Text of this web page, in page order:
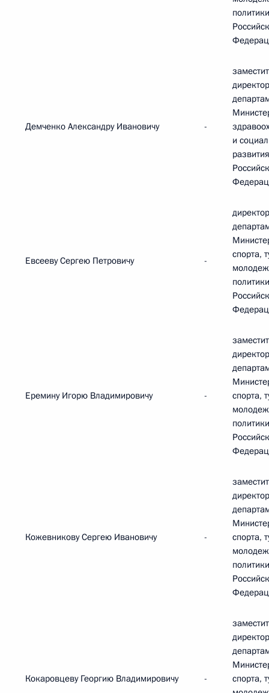
политики
Демченко Александру Ивановичу -
и
развития
Евсееву Сергею Петровичу -
спорта,
политики
Еремину Игорю Владимировичу -
спорта,
политики
Кожевникову Сергею Ивановичу -
спорта,
политики
Кокаровцеву Георгию Владимировичу -
спорта,